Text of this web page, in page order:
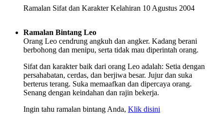
Ramalan Sifat dan Karakter Kelahiran 10 Agustus 2004
Ramalan Bintang Leo
Orang Leo cendrung angkuh dan angker. Kadang berani
berbohong dan menipu, serta tidak mau diperintah orang.
Sifat dan karakter baik dari orang Leo adalah: Setia dengan
persahabatan, cerdas, dan berjiwa besar. Jujur dan suka
berterus terang. Suka memaafkan dan dipercaya orang.
Senang dengan keindahan dan rajin bekerja.
Ingin tahu ramalan bintang Anda, Klik disini